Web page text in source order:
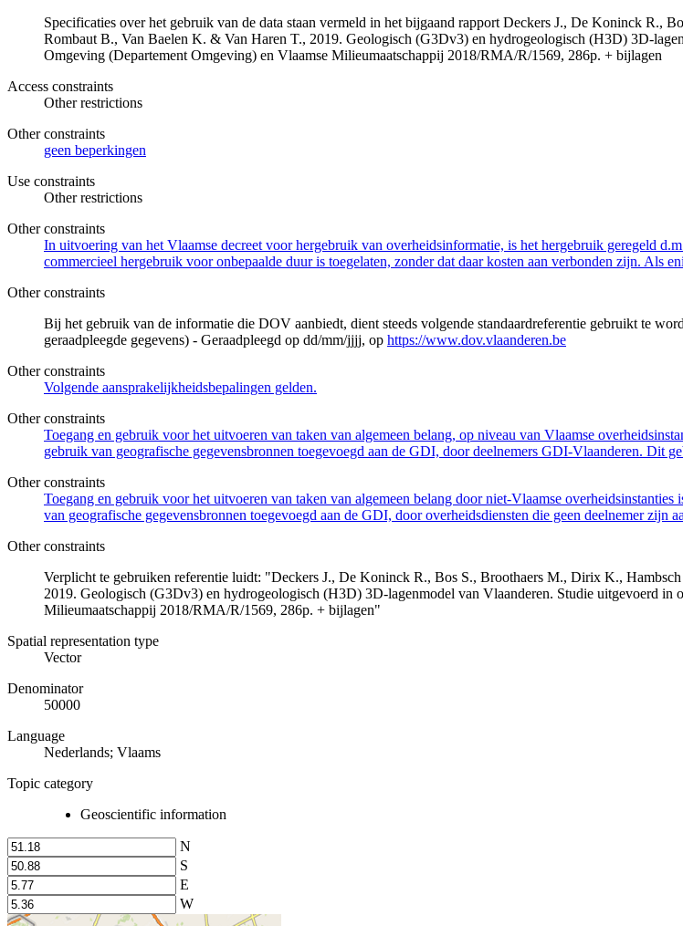
Specificaties over het gebruik van de data staan vermeld in het bijgaand rapport Deckers J., De Koninck
Rombaut B., Van Baelen K. & Van Haren T., 2019. Geologisch (G3Dv3) en hydrogeologisch (H3D) 3D-
Omgeving (Departement Omgeving) en Vlaamse Milieumaatschappij 2018/RMA/R/1569, 286p. + bijlagen
Access constraints
Other restrictions
Other constraints
geen beperkingen
Use constraints
Other restrictions
Other constraints
In uitvoering van het Vlaamse decreet voor hergebruik van overheidsinformatie, is het hergebruik geregeld
commercieel hergebruik voor onbepaalde duur is toegelaten, zonder dat daar kosten aan verbonden zijn. Als
Other constraints
Bij het gebruik van de informatie die DOV aanbiedt, dient steeds volgende standaardreferentie gebruikt te
geraadpleegde gegevens) - Geraadpleegd op dd/mm/jjjj, op https://www.dov.vlaanderen.be
Other constraints
Volgende aansprakelijkheidsbepalingen gelden.
Other constraints
Toegang en gebruik voor het uitvoeren van taken van algemeen belang, op niveau van Vlaamse
gebruik van geografische gegevensbronnen toegevoegd aan de GDI, door deelnemers GDI-Vlaanderen. Dit
Other constraints
Toegang en gebruik voor het uitvoeren van taken van algemeen belang door niet-Vlaamse
van geografische gegevensbronnen toegevoegd aan de GDI, door overheidsdiensten die geen deelnemer zijn
Other constraints
Verplicht te gebruiken referentie luidt: "Deckers J., De Koninck R., Bos S., Broothaers M., Dirix K.,
2019. Geologisch (G3Dv3) en hydrogeologisch (H3D) 3D-lagenmodel van Vlaanderen. Studie uitgevoerd
Milieumaatschappij 2018/RMA/R/1569, 286p. + bijlagen"
Spatial representation type
Vector
Denominator
50000
Language
Nederlands; Vlaams
Topic category
Geoscientific information
N
S
E
W